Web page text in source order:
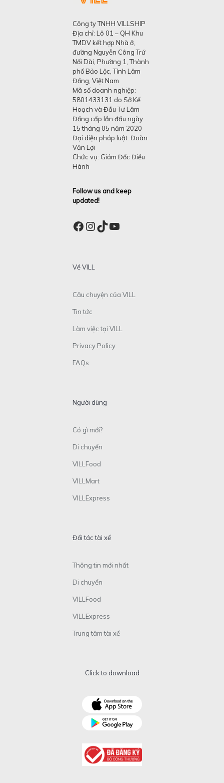
Công ty TNHH VILLSHIP
Địa chỉ: Lô 01 – QH Khu
TMDV kết hợp Nhà ở,
đường Nguyễn Công Trứ
Nối Dài, Phường 1, Thành
phố Bảo Lộc, Tỉnh Lâm
Đồng, Việt Nam
Mã số doanh nghiệp:
5801433131 do Sở Kế
Hoạch và Đầu Tư Lâm
Đồng cấp lần đầu ngày
15 tháng 05 năm 2020
Đại diện pháp luật: Đoàn
Văn Lợi
Chức vụ: Giám Đốc Điều
Hành
Follow us and keep
updated!
Facebook
Instagram
TikTok
YouTube
Về VILL
Câu chuyện của VILL
Tin tức
Làm việc tại VILL
Privacy Policy
FAQs
Người dùng
Có gì mới?
Di chuyển
VILLFood
VILLMart
VILLExpress
Đối tác tài xế
Thông tin mới nhất
Di chuyển
VILLFood
VILLExpress
Trung tâm tài xế
Click to download